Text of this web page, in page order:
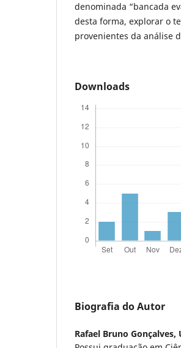
denominada “bancada
desta forma, explorar o
provenientes da análise
Downloads
Biografia do Autor
Rafael Bruno Gonçalves,